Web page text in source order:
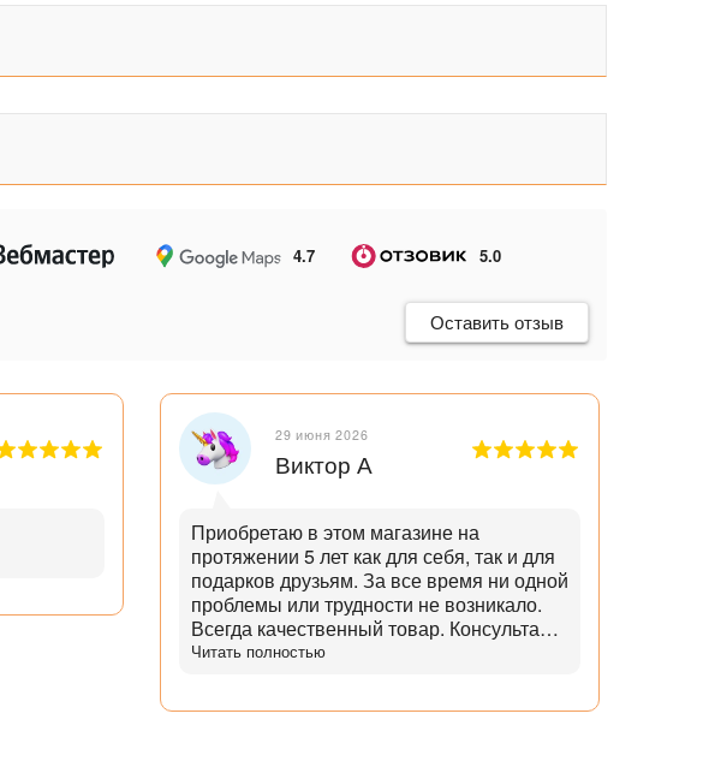
4.7 5.0
Оставить отзыв
29 июня 2026
Виктор А
Приобретаю в этом магазине на
протяжении 5 лет как для себя, так и для
подарков друзьям. За все время ни одной
проблемы или трудности не возникало.
Всегда качественный товар. Консультант
помогает с выбором и советами. Советы
Читать полностью